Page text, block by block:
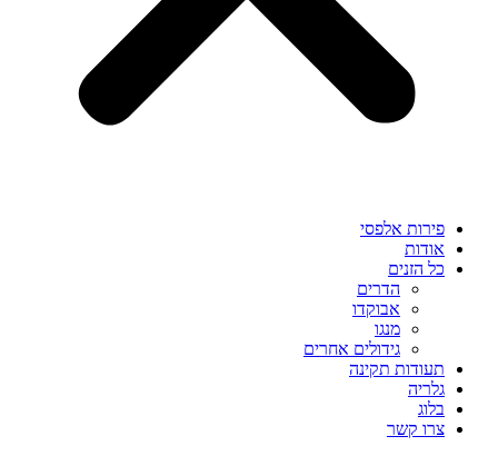
פירות אלפסי
אודות
כל הזנים
הדרים
אבוקדו
מנגו
גידולים אחרים
תעודות תקינה
גלריה
בלוג
צרו קשר